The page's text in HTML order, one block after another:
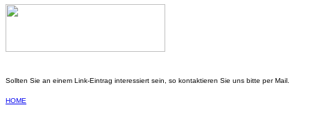
Sollten Sie an einem Link-Eintrag interessiert sein, so kontaktieren Sie uns bitte per Mail.
HOME